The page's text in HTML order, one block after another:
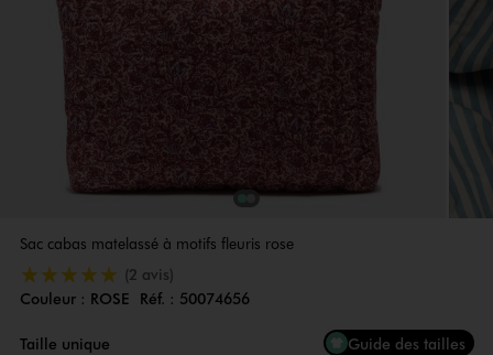
Sur 2Sur 2
Sac cabas matelassé à motifs fleuris rose
5/5 de moyenne(2 avis)
Couleur
Couleur : ROSE Réf. : 50074656
Taille unique
Guide des tailles